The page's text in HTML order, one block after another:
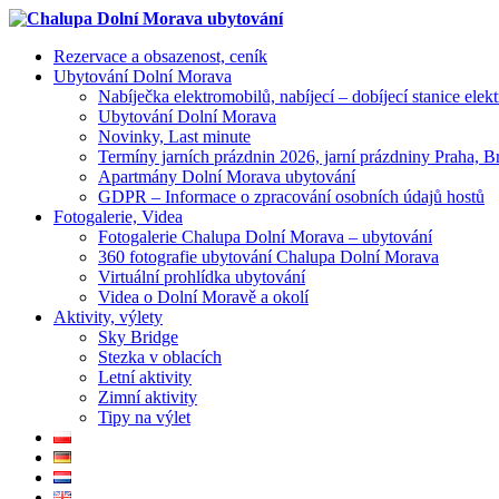
Rezervace a obsazenost, ceník
Ubytování Dolní Morava
Nabíječka elektromobilů, nabíjecí – dobíjecí stanice
Ubytování Dolní Morava
Novinky, Last minute
Termíny jarních prázdnin 2026, jarní prázdniny Praha,
Apartmány Dolní Morava ubytování
GDPR – Informace o zpracování osobních údajů hostů
Fotogalerie, Videa
Fotogalerie Chalupa Dolní Morava – ubytování
360 fotografie ubytování Chalupa Dolní Morava
Virtuální prohlídka ubytování
Videa o Dolní Moravě a okolí
Aktivity, výlety
Sky Bridge
Stezka v oblacích
Letní aktivity
Zimní aktivity
Tipy na výlet